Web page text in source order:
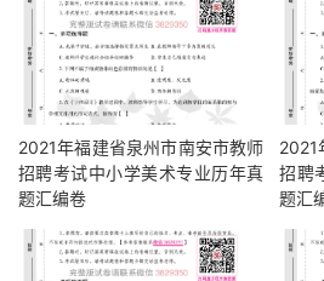
2021年福建省泉州市南安市教师
招聘考试中小学美术专业历年真
题汇编卷
2021
招聘
题汇